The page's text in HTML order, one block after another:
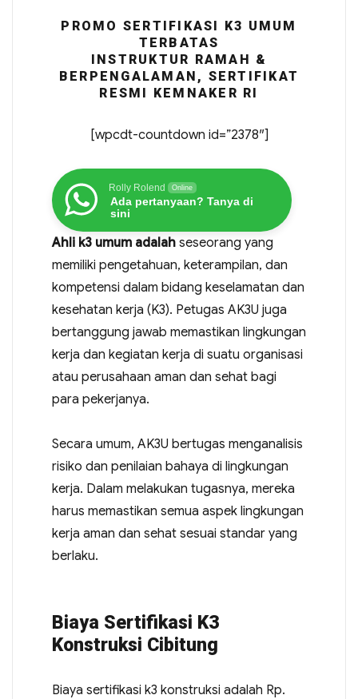
PROMO SERTIFIKASI K3 UMUM
TERBATAS
INSTRUKTUR RAMAH &
BERPENGALAMAN, SERTIFIKAT
RESMI KEMNAKER RI
[wpcdt-countdown id=”2378″]
Rolly Rolend Online
Ada pertanyaan? Tanya di
sini
Ahli k3 umum adalahseseorang yang
memiliki pengetahuan, keterampilan, dan
kompetensi dalam bidang keselamatan dan
kesehatan kerja (K3). Petugas AK3U juga
bertanggung jawab memastikan lingkungan
kerja dan kegiatan kerja di suatu organisasi
atau perusahaan aman dan sehat bagi
para pekerjanya.
Secara umum, AK3U bertugas menganalisis
risiko dan penilaian bahaya di lingkungan
kerja. Dalam melakukan tugasnya, mereka
harus memastikan semua aspek lingkungan
kerja aman dan sehat sesuai standar yang
berlaku.
Biaya Sertifikasi K3
Konstruksi Cibitung
Biaya sertifikasi k3 konstruksi adalah Rp.